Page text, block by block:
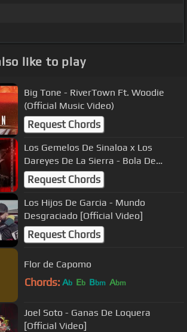
like to play
Big Tone - RiverTown Ft. Woodie
(Official Music Video)
Request Chords
Los Gemelos De Sinaloa x Los
Dareyes De La Sierra - Bola De
Corrientes [En Vivo]
Request Chords
Los Hijos De Garcia - Mundo
Desgraciado [Official Video]
Request Chords
Flor de Capomo
Chords: Ab Eb Bbm Abm
Joel Soto - Ganas De Loquera
[Official Video]